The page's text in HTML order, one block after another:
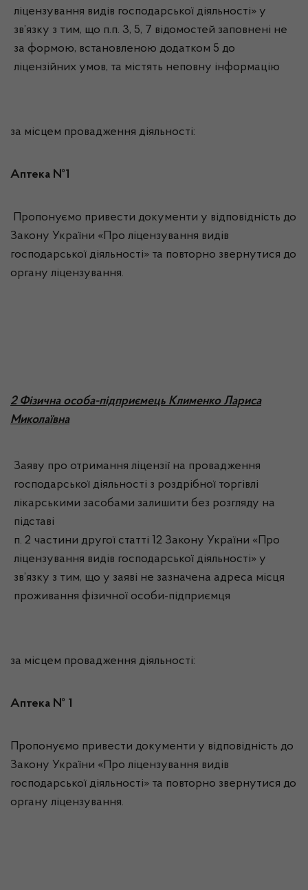
ліцензування видів господарської діяльності» у
зв’язку з тим, що п.п. 3, 5, 7 відомостей заповнені не
за формою, встановленою додатком 5 до
ліцензійних умов, та містять неповну інформацію
за місцем провадження діяльності:
Аптека №1
Пропонуємо привести документи у відповідність до
Закону України «Про ліцензування видів
господарської діяльності» та повторно звернутися до
органу ліцензування.
2 Фізична особа-підприємець Клименко Лариса
Миколаївна
Заяву про отримання ліцензії на провадження
господарської діяльності з роздрібної торгівлі
лікарськими засобами залишити без розгляду на
підставі
п. 2 частини другої статті 12 Закону України «Про
ліцензування видів господарської діяльності» у
зв’язку з тим, що у заяві не зазначена адреса місця
проживання фізичної особи-підприємця
за місцем провадження діяльності:
Аптека № 1
Пропонуємо привести документи у відповідність до
Закону України «Про ліцензування видів
господарської діяльності» та повторно звернутися до
органу ліцензування.